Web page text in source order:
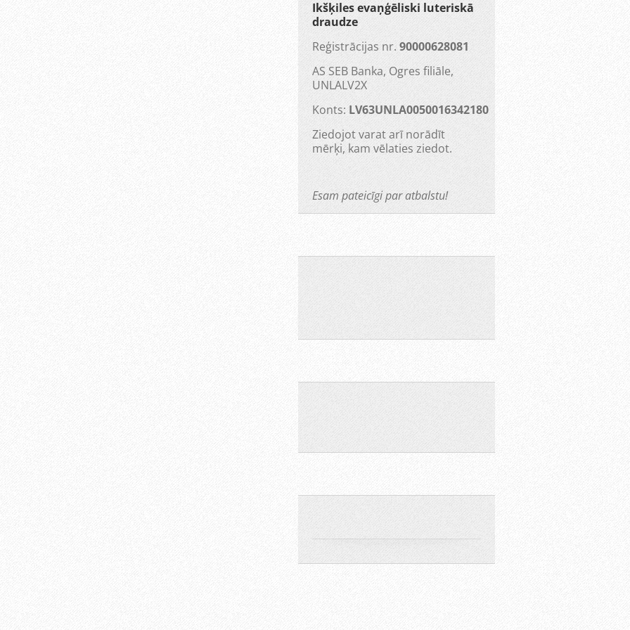
Ikšķiles evaņģēliski luteriskā
draudze
Reģistrācijas nr.90000628081
AS SEB Banka, Ogres filiāle,
UNLALV2X
Konts: LV63UNLA0050016342180
Ziedojot varat arī norādīt
mērķi, kam vēlaties ziedot.
Esam pateicīgi par atbalstu!